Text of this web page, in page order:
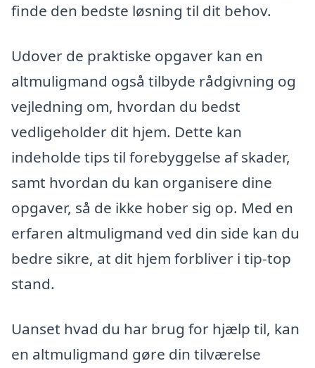
finde den bedste løsning til dit behov.
Udover de praktiske opgaver kan en
altmuligmand også tilbyde rådgivning og
vejledning om, hvordan du bedst
vedligeholder dit hjem. Dette kan
indeholde tips til forebyggelse af skader,
samt hvordan du kan organisere dine
opgaver, så de ikke hober sig op. Med en
erfaren altmuligmand ved din side kan du
bedre sikre, at dit hjem forbliver i tip-top
stand.
Uanset hvad du har brug for hjælp til, kan
en altmuligmand gøre din tilværelse